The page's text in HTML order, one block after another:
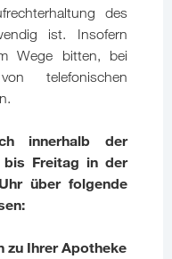
des
ist. Insofern
Wege bitten, bei
telefonischen
innerhalb der
bis Freitag in der
über folgende
zu Ihrer Apotheke